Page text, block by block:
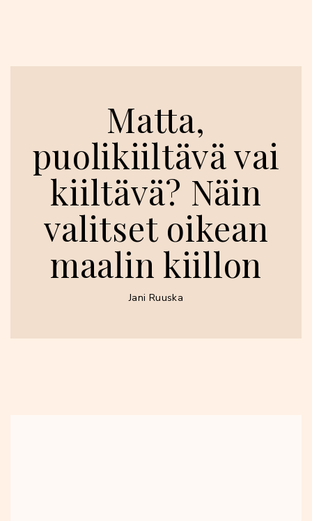
Matta,
puolikiiltävä vai
kiiltävä? Näin
valitset oikean
maalin kiillon
Jani Ruuska